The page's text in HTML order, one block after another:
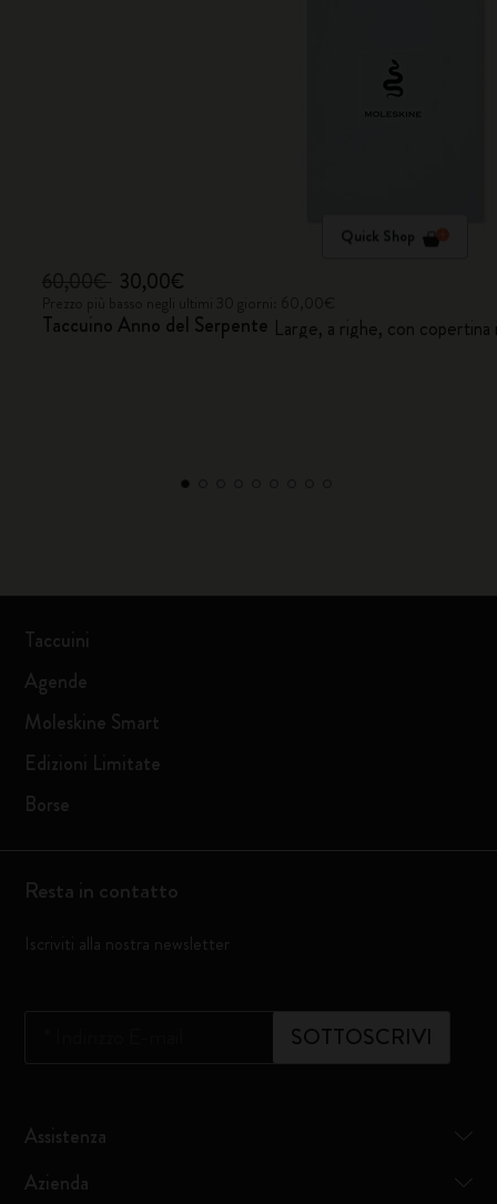
Quick Shop
30,00€
Taccuino Anno del Serpente Large, a righe, con
Taccuini
Agende
Moleskine Smart
Edizioni Limitate
Borse
Resta in contatto
Iscriviti alla nostra newsletter
SOTTOSCRIVI
Assistenza
Azienda